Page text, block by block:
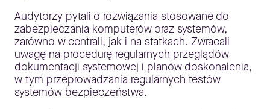
Audytorzy pytali o rozwiązania stosowane do
zabezpieczania komputerów oraz systemów,
zarówno w centrali, jak i na statkach. Zwracali
uwagę na procedurę regularnych przeglądów
dokumentacji systemowej i planów doskonalenia,
w tym przeprowadzania regularnych testów
systemów bezpieczeństwa.